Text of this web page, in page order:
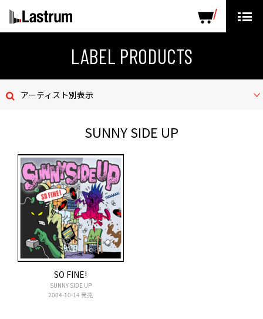
LABEL PRODUCTS
デモテープ
プライバシーポリシー
ENGLISH PAGE
LABEL PRODUCTS
アーティスト別表示
SUNNY SIDE UP
SO FINE!
SUNNY SIDE UP
2004-10-14 発売